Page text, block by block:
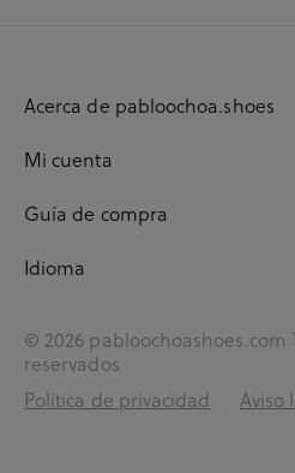
Acerca de pabloochoa.shoes
Mi cuenta
Guía de compra
Idioma
© 2026 pabloochoashoes.com
reservados
Política de privacidad
Aviso